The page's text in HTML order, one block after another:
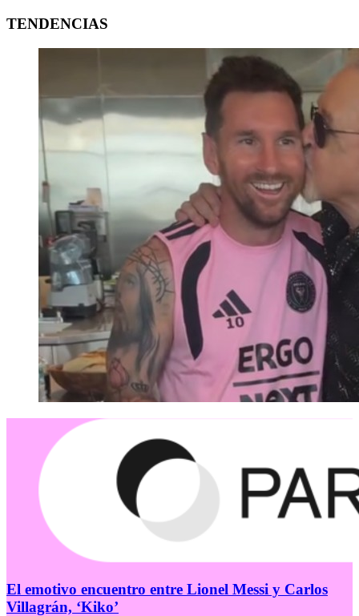
TENDENCIAS
El emotivo encuentro entre Lionel Messi y Carlos
Villagrán, ‘Kiko’